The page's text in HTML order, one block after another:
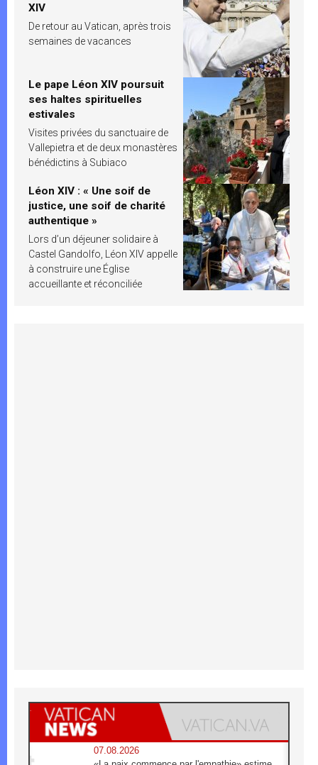
XIV
De retour au Vatican, après trois
semaines de vacances
Le pape Léon XIV poursuit
ses haltes spirituelles
estivales
Visites privées du sanctuaire de
Vallepietra et de deux monastères
bénédictins à Subiaco
Léon XIV : « Une soif de
justice, une soif de charité
authentique »
Lors d’un déjeuner solidaire à
Castel Gandolfo, Léon XIV appelle
à construire une Église
accueillante et réconciliée
07.08.2026